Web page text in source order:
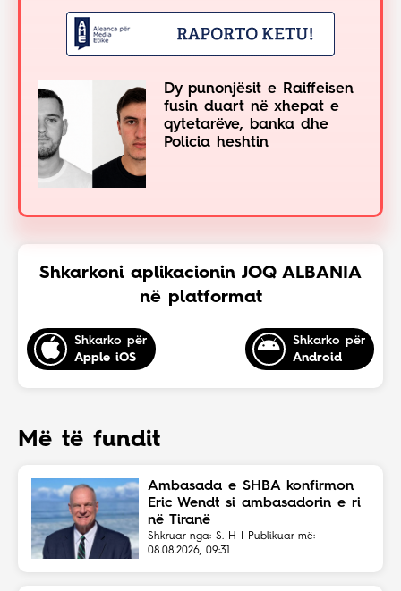
Dy punonjësit e Raiffeisen
fusin duart në xhepat e
qytetarëve, banka dhe
Policia heshtin
Shkarkoni aplikacionin JOQ ALBANIA
në platformat
Shkarko për
Apple iOS
Shkarko për
Android
Më të fundit
Ambasada e SHBA konfirmon
Eric Wendt si ambasadorin e ri
në Tiranë
Shkruar nga: S. H | Publikuar më:
08.08.2026, 09:31